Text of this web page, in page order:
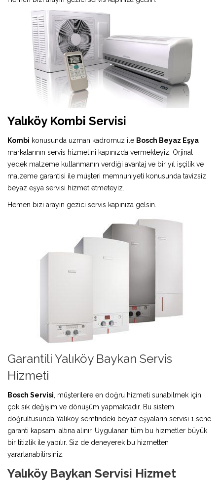
Yalıköy Kombi Servisi
Kombi konusunda uzman kadromuz ile Bosch Beyaz Eşya
markalarının servis hizmetini kapınızda vermekteyiz. Orjinal
yedek malzeme kullanmanın verdiği avantaj ve bir yıl işçilik ve
malzeme garantisi ile müşteri memnuniyeti konusunda tavizsiz
beyaz eşya servisi hizmet etmeteyiz.
Hemen bizi arayın gezici servis kapınıza gelsin.
Garantili Yalıköy Baykan Servis
Hizmeti
Bosch Servisi , müşterilere en doğru hizmeti sunabilmek için
çok sık değişim ve dönüşüm yapmaktadır. Bu sistem
doğrultusunda Yalıköy semtindeki beyaz eşyaların servisi 1 sene
garanti kapsamı altına alınır. Uygulanan tüm bu hizmetler büyük
bir titizlik ile yapılır. Siz de deneyerek bu hizmetten
yararlanabilirsiniz.
Yalıköy Baykan Servisi Hizmet